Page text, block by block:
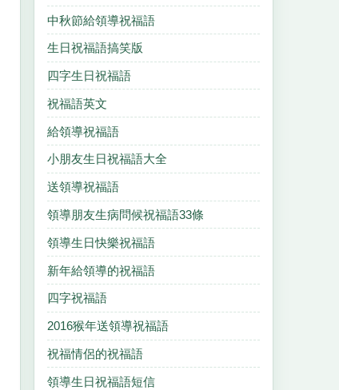
中秋節給領導祝福語
生日祝福語搞笑版
四字生日祝福語
祝福語英文
給領導祝福語
小朋友生日祝福語大全
送領導祝福語
領導朋友生病問候祝福語33條
領導生日快樂祝福語
新年給領導的祝福語
四字祝福語
2016猴年送領導祝福語
祝福情侶的祝福語
領導生日祝福語短信